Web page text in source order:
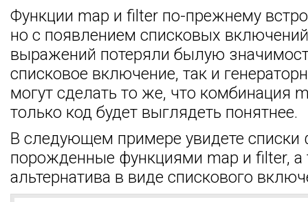
Функции map и filter по-прежнему
но с появлением списковых
выражений потеряли былую
списковое включение, так и
могут сделать то же, что комбинация
только код будет выглядеть понятнее.
В следующем примере увидете списки
порожденные функциями map и filter, а
альтернатива в виде спискового